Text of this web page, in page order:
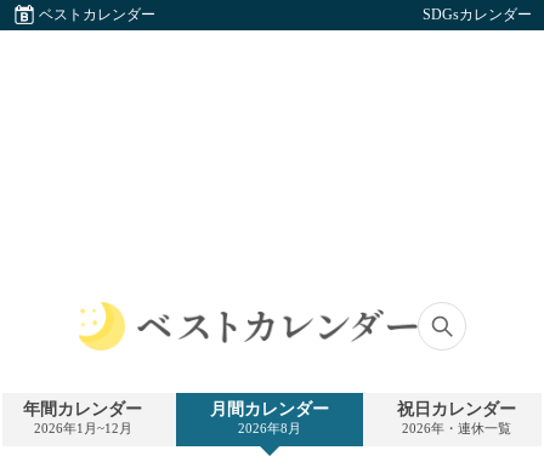
ベストカレンダー SDGsカレンダー
ト
カ
年間カレンダー
2026年1月~12月
月間カレンダー
2026年8月
祝日カレンダー
2026年・連休一覧